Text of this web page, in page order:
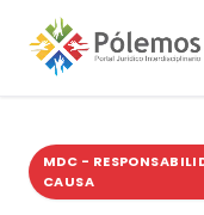
MDC -
CAUSA